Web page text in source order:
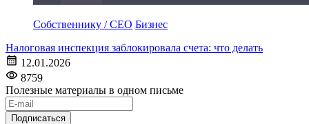
Собственнику / CEO Бизнес
Налоговая инспекция заблокировала счета: что делать
12.01.2026
8759
Полезные материалы в одном письме
Подписаться